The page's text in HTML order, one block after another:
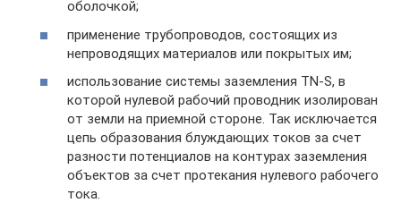
оболочкой;
применение трубопроводов, состоящих из
непроводящих материалов или покрытых им;
использование системы заземления TN-S, в
которой нулевой рабочий проводник изолирован
от земли на приемной стороне. Так исключается
цепь образования блуждающих токов за счет
разности потенциалов на контурах заземления
объектов за счет протекания нулевого рабочего
тока.